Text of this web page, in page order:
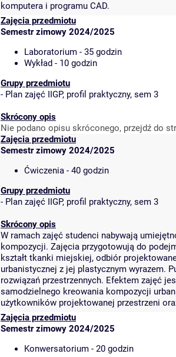
komputera i programu CAD.
Zajęcia przedmiotu
Semestr zimowy 2024/2025
Laboratorium - 35 godzin
Wykład - 10 godzin
Grupy przedmiotu
- Plan zajęć IIGP, profil praktyczny, sem 3
Skrócony opis
Nie podano opisu skróconego, przejdź do
Zajęcia przedmiotu
Semestr zimowy 2024/2025
Ćwiczenia - 40 godzin
Grupy przedmiotu
- Plan zajęć IIGP, profil praktyczny, sem 3
Skrócony opis
W ramach zajęć studenci nabywają
kompozycji. Zajęcia przygotowują do
kształt tkanki miejskiej, odbiór
urbanistycznej z jej plastycznym wyrazem.
rozwiązań przestrzennych. Efektem zajęć
samodzielnego kreowania kompozycji
użytkowników projektowanej przestrzeni
Zajęcia przedmiotu
Semestr zimowy 2024/2025
Konwersatorium - 20 godzin